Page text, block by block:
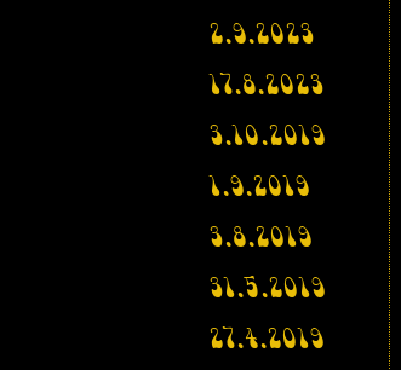
2.9.2023
17.8.2023
3.10.2019
1.9.2019
3.8.2019
31.5.2019
27.4.2019